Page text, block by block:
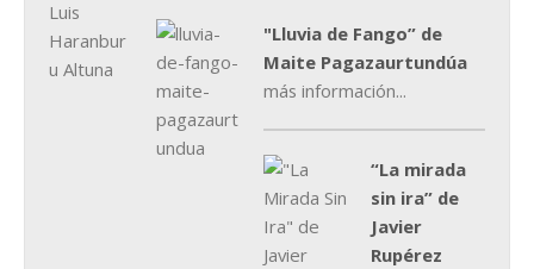
"Lluvia de Fango” de
Maite Pagazaurtundúa
más información...
“La mirada
sin ira” de
Javier
Rupérez